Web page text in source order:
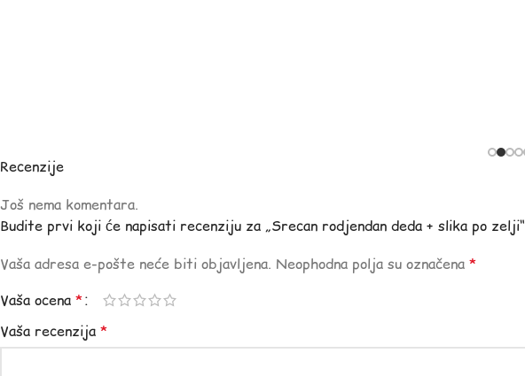
Recenzije
Još nema komentara.
Budite prvi koji će napisati recenziju za „Srecan rodjendan deda + slika po zelji“
Vaša adresa e-pošte neće biti objavljena. Neophodna polja su označena *
Vaša ocena *
Vaša recenzija *